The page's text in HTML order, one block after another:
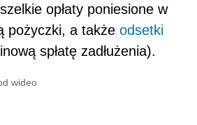
opłaty poniesione w
pożyczki, a takżeodsetki
spłatę zadłużenia).
wideo